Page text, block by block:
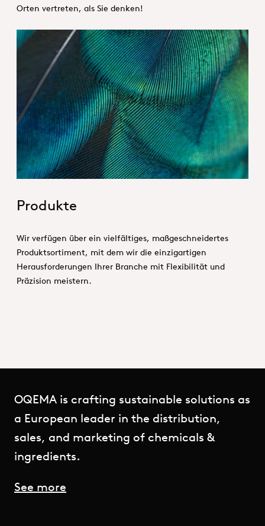
Orten vertreten, als Sie denken!
Hero_Our products
Produkte
Wir verfügen über ein vielfältiges, maßgeschneidertes
Produktsortiment, mit dem wir die einzigartigen
Herausforderungen Ihrer Branche mit Flexibilität und
Präzision meistern.
OQEMA is crafting sustainable solutions as
a European leader in the distribution,
sales, and marketing of chemicals &
ingredients.
See more